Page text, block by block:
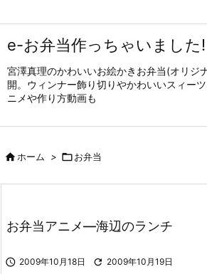
e-お弁当作っちゃいました!
宮澤真理のかわいいお絵かきお弁当(オリジ
開。ウィンナー飾り切りやかわいいスィー
ニメや作り方動画も
ホーム > お弁当
お弁当アニメ—海辺のランチ
 2009年10月18日  2009年10月19日